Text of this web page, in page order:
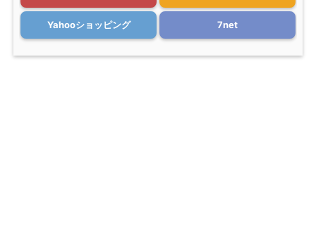
Yahooショッピング 7net